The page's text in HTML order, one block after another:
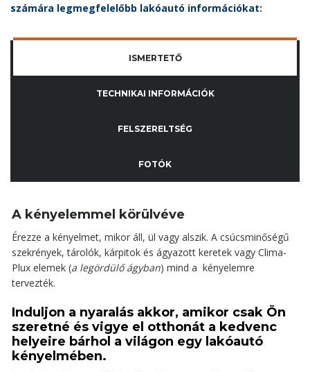
számára legmegfelelőbb lakóautó információkat:
ISMERTETŐ
TECHNIKAI INFORMÁCIÓK
FELSZERELTSÉG
FOTÓK
A kényelemmel körülvéve
Érezze a kényelmet, mikor áll, ül vagy alszik. A csúcsminőségű
szekrények, tárolók, kárpitok és ágyazott keretek vagy Clima-
Plux elemek (a legördülő ágyban) mind a kényelemre
tervezték.
Induljon a nyaralás akkor, amikor csak Ön
szeretné és vigye el otthonát a kedvenc
helyeire bárhol a világon egy lakóautó
kényelmében.